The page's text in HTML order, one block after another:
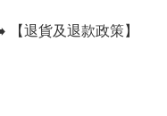
退貨及退款政策】